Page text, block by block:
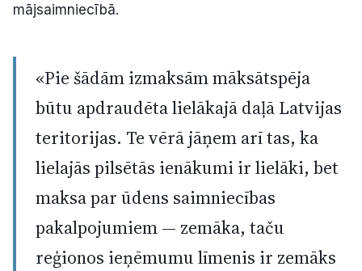
mājsaimniecībā.
«Pie šādām izmaksām māksātspēja
būtu apdraudēta lielākajā daļā Latvijas
teritorijas. Te vērā jāņem arī tas, ka
lielajās pilsētās ienākumi ir lielāki, bet
maksa par ūdens saimniecības
pakalpojumiem — zemāka, taču
reģionos ieņēmumu līmenis ir zemāks